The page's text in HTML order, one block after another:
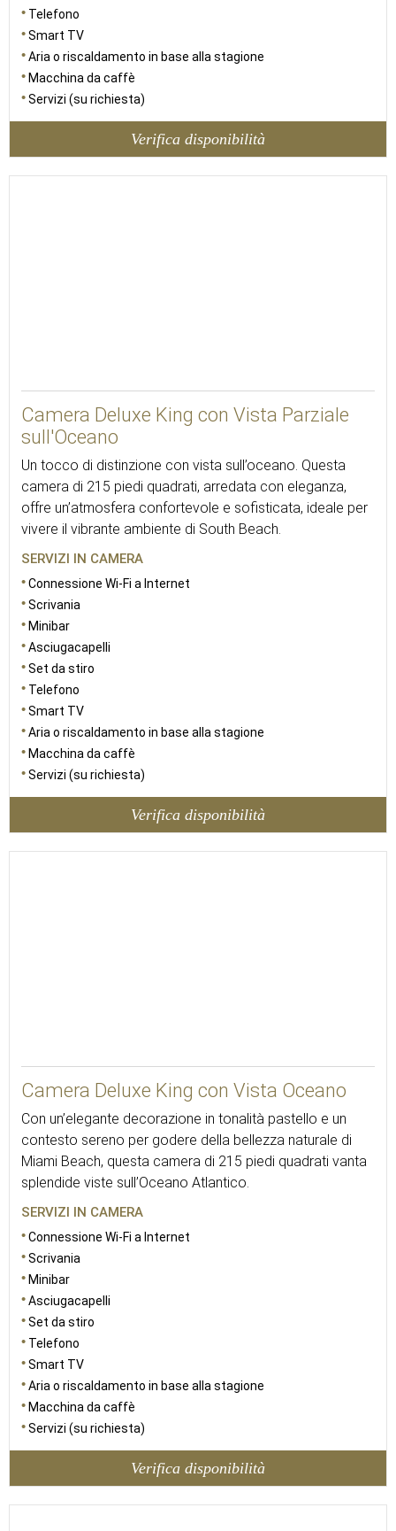
Telefono
Smart TV
Aria o riscaldamento in base alla stagione
Macchina da caffè
Servizi (su richiesta)
Verifica disponibilità
Camera Deluxe King con Vista Parziale
sull'Oceano
Un tocco di distinzione con vista sull’oceano. Questa
camera di 215 piedi quadrati, arredata con eleganza,
offre un’atmosfera confortevole e sofisticata, ideale per
vivere il vibrante ambiente di South Beach.
SERVIZI IN CAMERA
Connessione Wi-Fi a Internet
Scrivania
Minibar
Asciugacapelli
Set da stiro
Telefono
Smart TV
Aria o riscaldamento in base alla stagione
Macchina da caffè
Servizi (su richiesta)
Verifica disponibilità
Camera Deluxe King con Vista Oceano
Con un’elegante decorazione in tonalità pastello e un
contesto sereno per godere della bellezza naturale di
Miami Beach, questa camera di 215 piedi quadrati vanta
splendide viste sull’Oceano Atlantico.
SERVIZI IN CAMERA
Connessione Wi-Fi a Internet
Scrivania
Minibar
Asciugacapelli
Set da stiro
Telefono
Smart TV
Aria o riscaldamento in base alla stagione
Macchina da caffè
Servizi (su richiesta)
Verifica disponibilità